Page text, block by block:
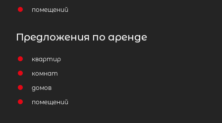
помещений
Предложения по аренде
квартир
комнат
домов
помещений